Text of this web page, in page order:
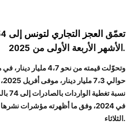
تعمّق العجز التجاري لتونس
الأشهر الأربعة الأولى من 2025.
في 2024، وفق ما أظهرته مؤشرات
الثلاثاء.